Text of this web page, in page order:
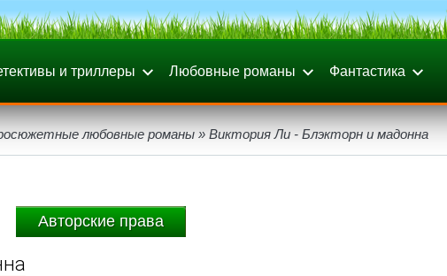
и триллеры Любовные романы Фантастика
любовные романы » Виктория Ли - Блэкторн и мадонна
Авторские права